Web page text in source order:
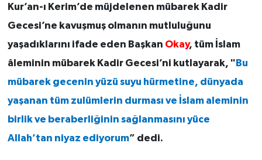
Kur’an-ı Kerim’de müjdelenen mübarek Kadir
Gecesi’ne kavuşmuş olmanın mutluluğunu
yaşadıklarını ifade eden Başkan Okay, tüm İslam
âleminin mübarek Kadir Gecesi’ni kutlayarak, " Bu
mübarek gecenin yüzü suyu hürmetine, dünyada
yaşanan tüm zulümlerin durması ve İslam aleminin
birlik ve beraberliğinin sağlanmasını yüce
Allah’tan niyaz ediyorum” dedi.